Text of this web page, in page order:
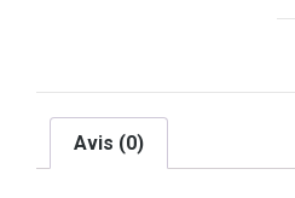
Avis (0)